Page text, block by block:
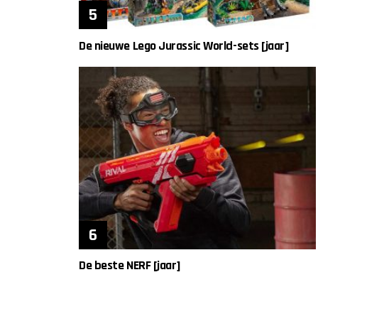
De nieuwe Lego Jurassic World-sets [jaar]
De beste NERF [jaar]